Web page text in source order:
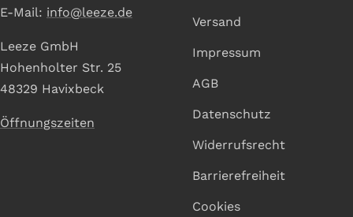
E-Mail: info@leeze.de
Leeze GmbH
Hohenholter Str. 25
48329 Havixbeck
Öffnungszeiten
Versand
Impressum
AGB
Datenschutz
Widerrufsrecht
Barrierefreiheit
Cookies